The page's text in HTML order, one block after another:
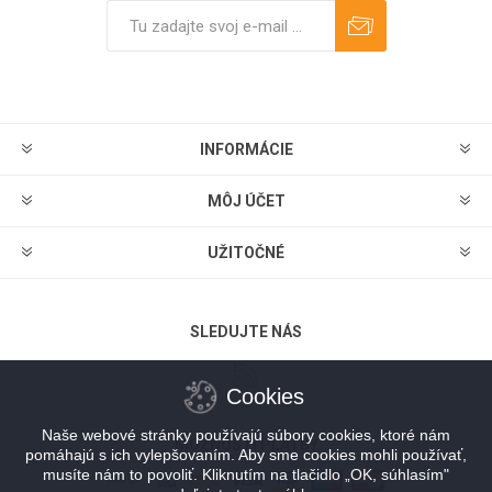
INFORMÁCIE
MÔJ ÚČET
UŽITOČNÉ
SLEDUJTE NÁS
MOŽNOSTI PLATBY
Cookies
Naše webové stránky používajú súbory cookies, ktoré nám
pomáhajú s ich vylepšovaním. Aby sme cookies mohli používať,
musíte nám to povoliť. Kliknutím na tlačidlo „OK, súhlasím"